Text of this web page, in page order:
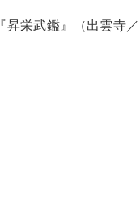
『昇栄武鑑』（出雲寺